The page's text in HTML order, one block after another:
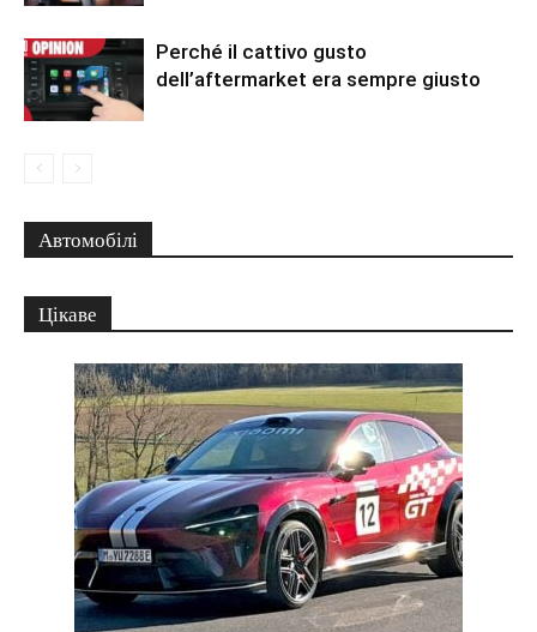
Perché il cattivo gusto
dell’aftermarket era sempre giusto
Автомобілі
Цікаве